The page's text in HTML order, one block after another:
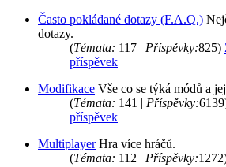
Často pokládané dotazy (F.A.Q.)
dotazy.
(Témata: 117 | Příspěvky:825)
příspěvek
Modifikace Vše co se týká módů a
(Témata: 141 | Příspěvky:
příspěvek
Multiplayer Hra více hráčů.
(Témata: 112 | Příspěvky: